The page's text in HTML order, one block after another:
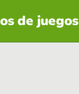
de juegos